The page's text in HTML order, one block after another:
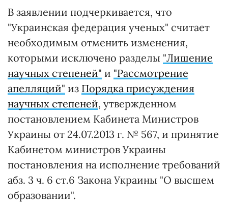
В заявлении подчеркивается, что
"Украинская федерация ученых" считает
необходимым отменить изменения,
которыми исключено разделы "Лишение
научных степеней" и "Рассмотрение
апелляций" из Порядка присуждения
научных степеней, утвержденном
постановлением Кабинета Министров
Украины от 24.07.2013 г. № 567, и принятие
Кабинетом министров Украины
постановления на исполнение требований
абз. 3 ч. 6 ст.6 Закона Украины "О высшем
образовании".